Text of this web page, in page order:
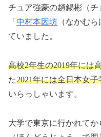
チュア強豪の趙錫彬（
「 中村本因坊 （なかむ
ていました。
高校2年生の2019年には
た2021年には全日本女
いらっしゃいます。
大学で東京に行かれてか